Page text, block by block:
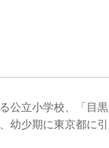
公立小学校、「目黒
幼少期に東京都に